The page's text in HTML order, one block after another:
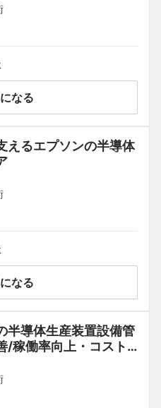
なる
えるエプソンの半導体
なる
半導体生産装置設備管
/稼働率向上・コスト